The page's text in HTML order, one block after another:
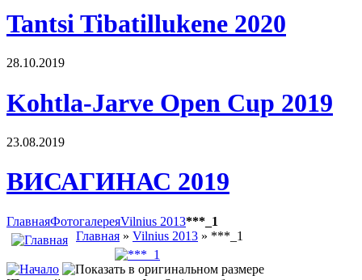
Tantsi Tibatillukene 2020
28.10.2019
Kohtla-Jarve Open Cup 2019
23.08.2019
ВИСАГИНАС 2019
ГлавнаяФотогалереяVilnius 2013***_1
Главная » Vilnius 2013 » ***_1